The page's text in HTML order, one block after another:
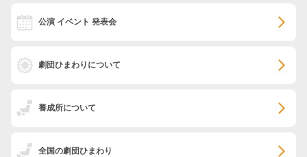
公演 イベント 発表会
劇団ひまわりについて
養成所について
全国の劇団ひまわり